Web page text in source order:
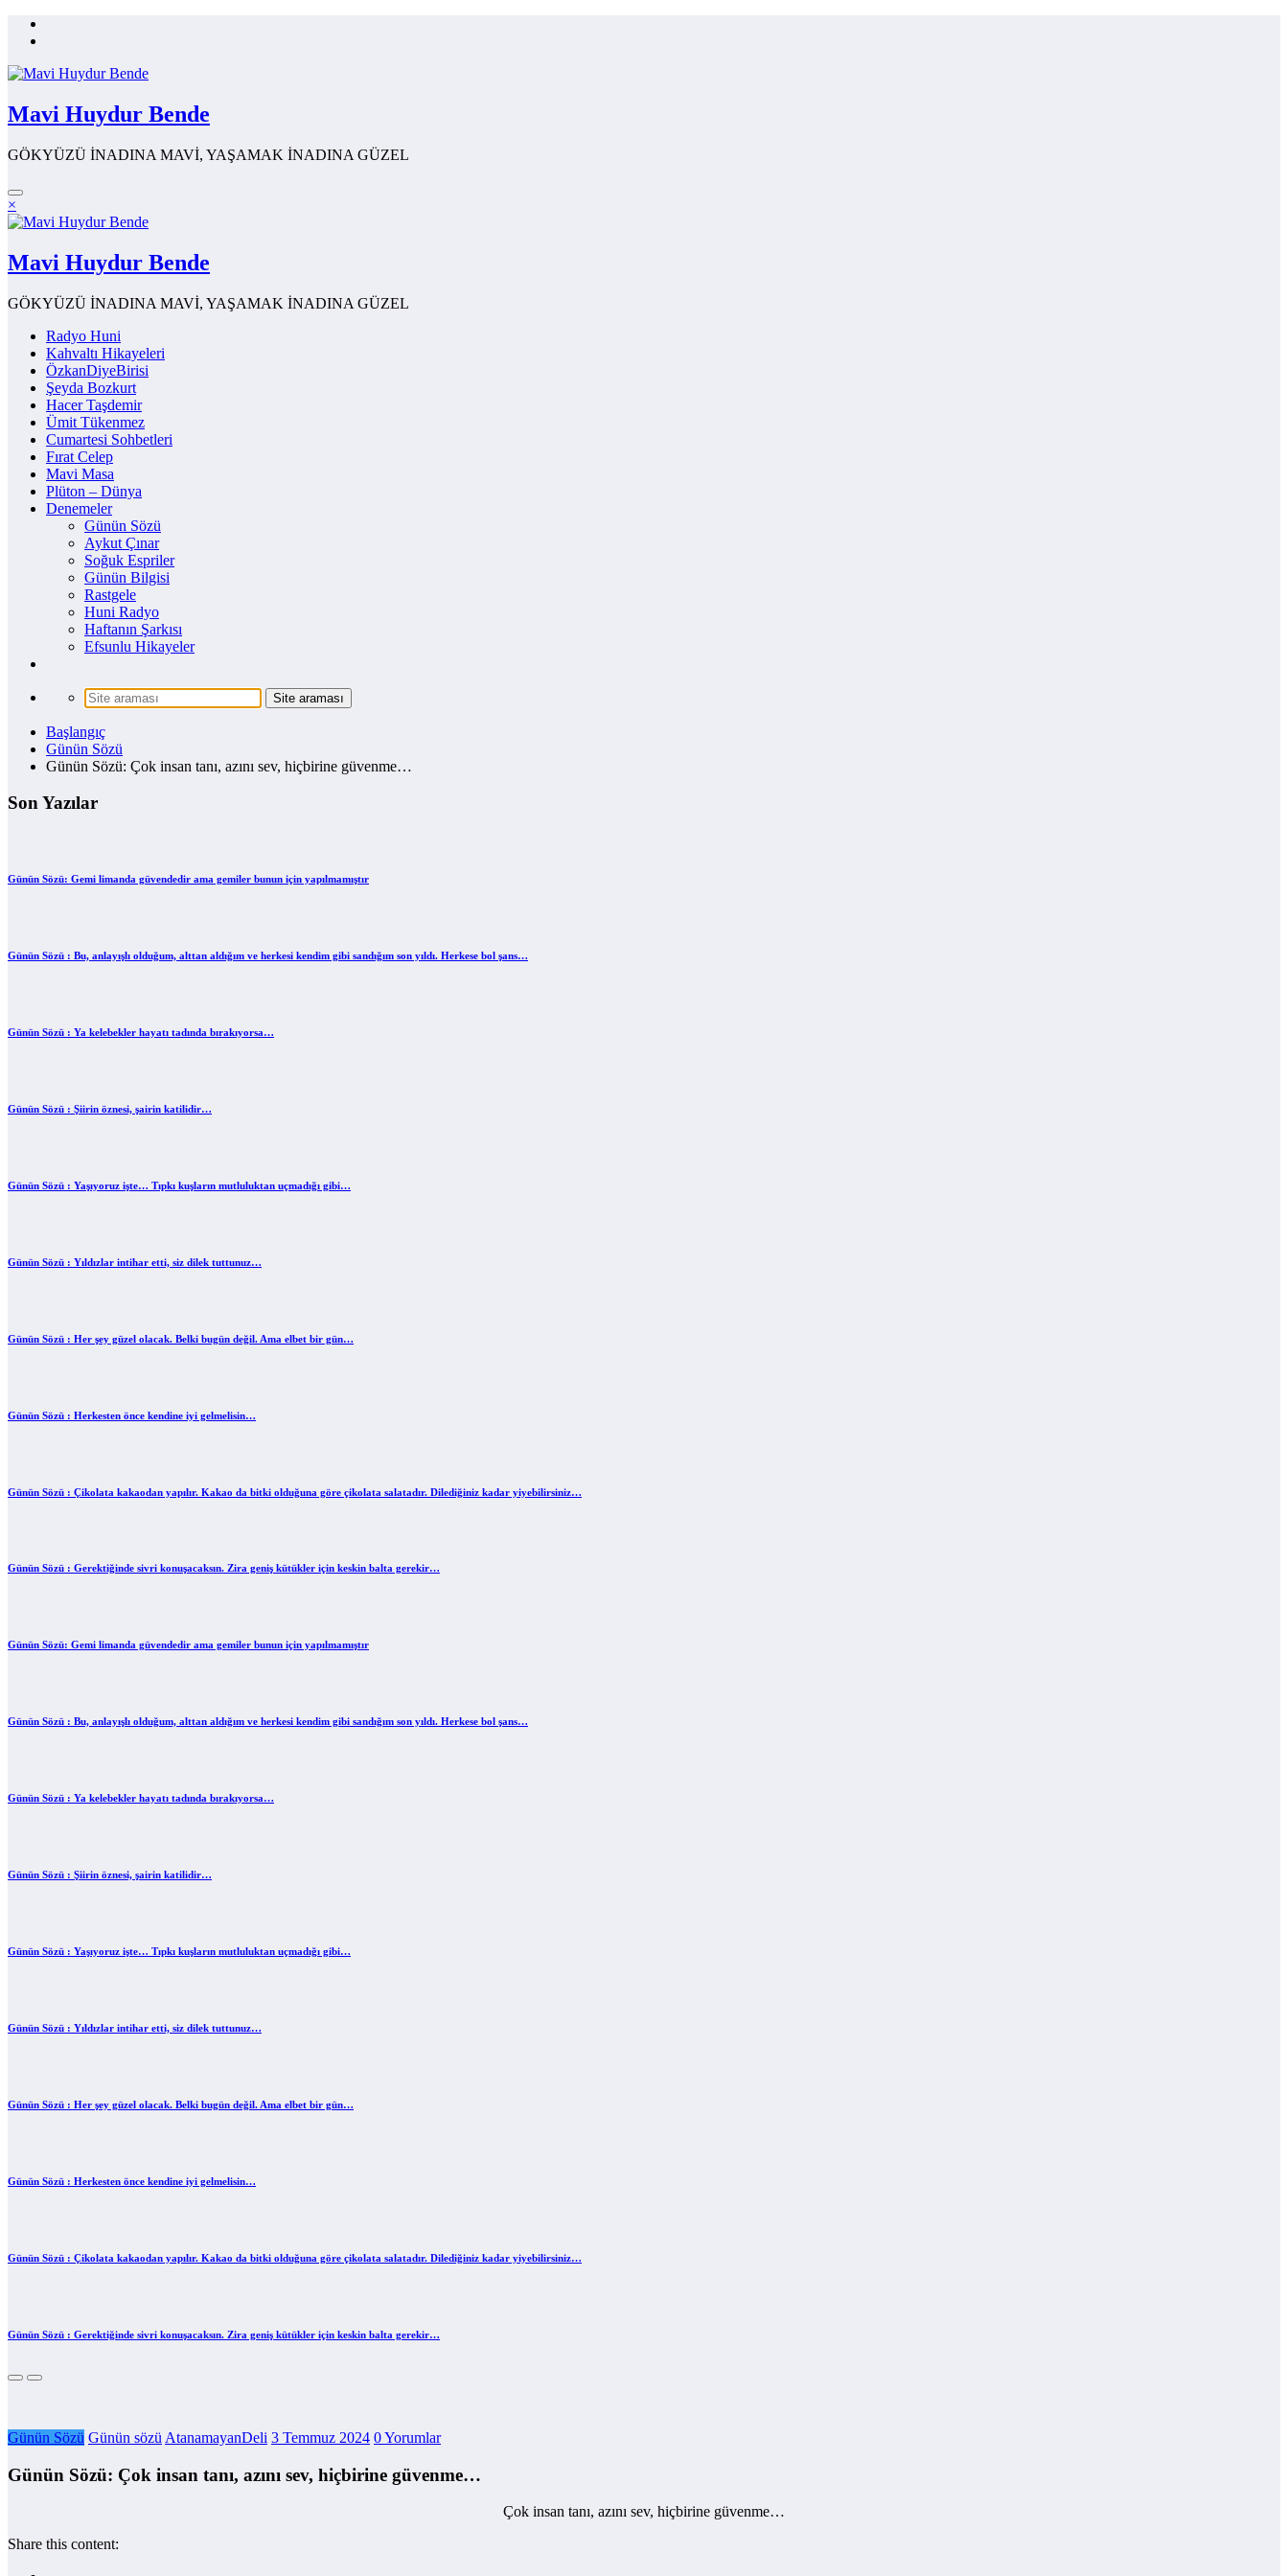
İçeriğe
Mavi Huydur Bende
GÖKYÜZÜ İNADINA MAVİ, YAŞAMAK İNADINA GÜZEL
×
Mavi Huydur Bende
GÖKYÜZÜ İNADINA MAVİ, YAŞAMAK İNADINA GÜZEL
Radyo Huni
Kahvaltı Hikayeleri
ÖzkanDiyeBirisi
Şeyda Bozkurt
Hacer Taşdemir
Ümit Tükenmez
Cumartesi Sohbetleri
Fırat Celep
Mavi Masa
Plüton – Dünya
Denemeler
Günün Sözü
Aykut Çınar
Soğuk Espriler
Günün Bilgisi
Rastgele
Huni Radyo
Haftanın Şarkısı
Efsunlu Hikayeler
Başlangıç
Günün Sözü
Günün Sözü: Çok insan tanı, azını sev, hiçbirine güvenme…
Son Yazılar
Günün Sözü: Gemi limanda güvendedir ama gemiler bunun için yapılmamıştır
Günün Sözü : Bu, anlayışlı olduğum, alttan aldığım ve herkesi kendim gibi sandığım son yıldı. Herkese bol şans…
Günün Sözü : Ya kelebekler hayatı tadında bırakıyorsa…
Günün Sözü : Şiirin öznesi, şairin katilidir…
Günün Sözü : Yaşıyoruz işte… Tıpkı kuşların mutluluktan uçmadığı gibi…
Günün Sözü : Yıldızlar intihar etti, siz dilek tuttunuz…
Günün Sözü : Her şey güzel olacak. Belki bugün değil. Ama elbet bir gün…
Günün Sözü : Herkesten önce kendine iyi gelmelisin…
Günün Sözü : Çikolata kakaodan yapılır. Kakao da bitki olduğuna göre çikolata salatadır. Dilediğiniz kadar yiyebilirsiniz…
Günün Sözü : Gerektiğinde sivri konuşacaksın. Zira geniş kütükler için keskin balta gerekir…
Günün Sözü: Gemi limanda güvendedir ama gemiler bunun için yapılmamıştır
Günün Sözü : Bu, anlayışlı olduğum, alttan aldığım ve herkesi kendim gibi sandığım son yıldı. Herkese bol şans…
Günün Sözü : Ya kelebekler hayatı tadında bırakıyorsa…
Günün Sözü : Şiirin öznesi, şairin katilidir…
Günün Sözü : Yaşıyoruz işte… Tıpkı kuşların mutluluktan uçmadığı gibi…
Günün Sözü : Yıldızlar intihar etti, siz dilek tuttunuz…
Günün Sözü : Her şey güzel olacak. Belki bugün değil. Ama elbet bir gün…
Günün Sözü : Herkesten önce kendine iyi gelmelisin…
Günün Sözü : Çikolata kakaodan yapılır. Kakao da bitki olduğuna göre çikolata salatadır. Dilediğiniz kadar yiyebilirsiniz…
Günün Sözü : Gerektiğinde sivri konuşacaksın. Zira geniş kütükler için keskin balta gerekir…
Günün Sözü Günün sözü AtanamayanDeli 3 Temmuz 2024 0 Yorumlar
Günün Sözü: Çok insan tanı, azını sev, hiçbirine güvenme…
Çok insan tanı, azını sev, hiçbirine güvenme…
Share this content: